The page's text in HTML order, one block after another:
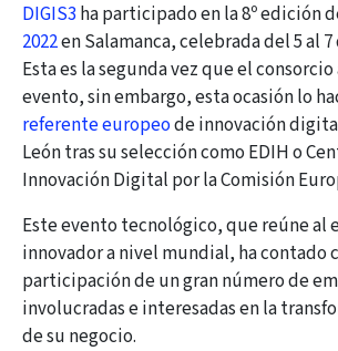
DIGIS3ha participado en la 8º edición
2022en Salamanca, celebrada del 5 al
Esta es la segunda vez que el
evento, sin embargo, esta ocasión lo
referente europeode innovación
León tras su selección como EDIH o
Innovación Digital por la Comisión
Este evento tecnológico, que reúne al
innovador a nivel mundial, ha contado
participación de un gran número de
involucradas e interesadas en la
de su negocio.